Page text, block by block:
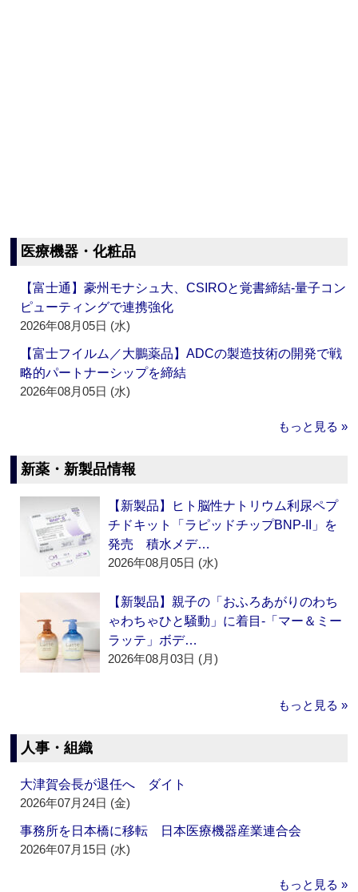
医療機器・化粧品
【富士通】豪州モナシュ大、CSIROと覚書締結‐量子コン
ピューティングで連携強化
2026年08月05日 (水)
【富士フイルム／大鵬薬品】ADCの製造技術の開発で戦
略的パートナーシップを締結
2026年08月05日 (水)
もっと見る »
新薬・新製品情報
【新製品】ヒト脳性ナトリウム利尿ペプ
チドキット「ラピッドチップBNP-II」を
発売 積水メデ…
2026年08月05日 (水)
【新製品】親子の「おふろあがりのわち
ゃわちゃひと騒動」に着目‐「マー＆ミー
ラッテ」ボデ…
2026年08月03日 (月)
もっと見る »
人事・組織
大津賀会長が退任へ ダイト
2026年07月24日 (金)
事務所を日本橋に移転 日本医療機器産業連合会
2026年07月15日 (水)
もっと見る »